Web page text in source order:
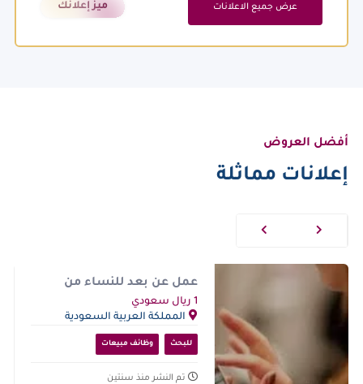
عرض جميع الاعلانات ميز إعلانك
أفضل العروض
إعلانات مماثلة
عمل عن بعد للنساء من
المنزل اونلاين1 ريال سعودي
المملكة العربية السعودية
للبحث وظائف مبيعات
تم النشر منذ سنتين